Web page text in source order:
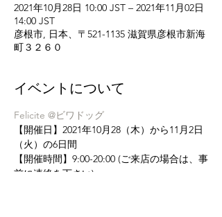
2021年10月28日 10:00 JST – 2021年11月02日
14:00 JST
彦根市, 日本、〒521-1135 滋賀県彦根市新海
町３２６０
イベントについて
Felicite @ビワドッグ
【開催日】2021年10月28（木）から11月2日
（火）の6日間
【開催時間】9:00-20:00 (ご来店の場合は、事
前に連絡を下さい)